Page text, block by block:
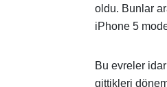
oldu. Bunlar
iPhone 5
Bu evreler
gittikleri